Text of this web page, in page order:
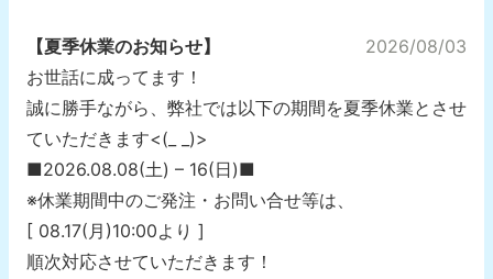
【夏季休業のお知らせ】
2026/08/03
お世話に成ってます！
誠に勝手ながら、弊社では以下の期間を夏季休業とさせ
ていただきます<(_ _)>
■2026.08.08(土) – 16(日)■
※休業期間中のご発注・お問い合せ等は、
[ 08.17(月)10:00より ]
順次対応させていただきます！